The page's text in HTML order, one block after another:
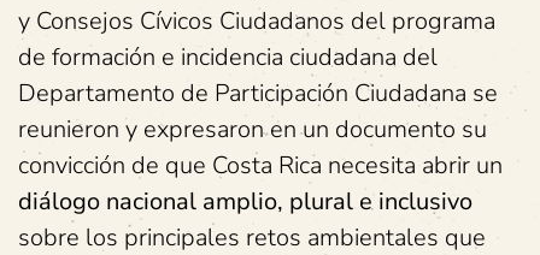
y Consejos Cívicos Ciudadanos del programa
de formación e incidencia ciudadana del
Departamento de Participación Ciudadana se
reunieron y expresaron en un documento su
convicción de que Costa Rica necesita abrir un
diálogo nacional amplio, plural e inclusivo
sobre los principales retos ambientales que